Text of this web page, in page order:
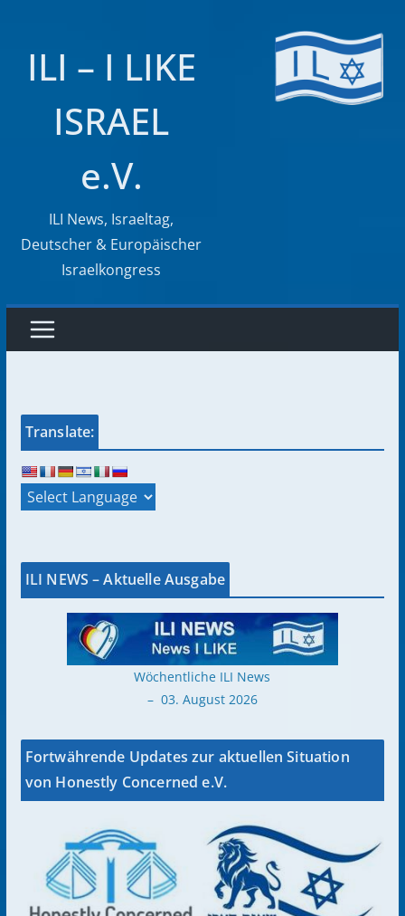
ILI – I LIKE
ISRAEL
e.V.
ILI News, Israeltag,
Deutscher & Europäischer
Israelkongress
Translate:
ILI NEWS – Aktuelle Ausgabe
Wöchentliche ILI News
– 03. August 2026
Fortwährende Updates zur aktuellen Situation
von Honestly Concerned e.V.